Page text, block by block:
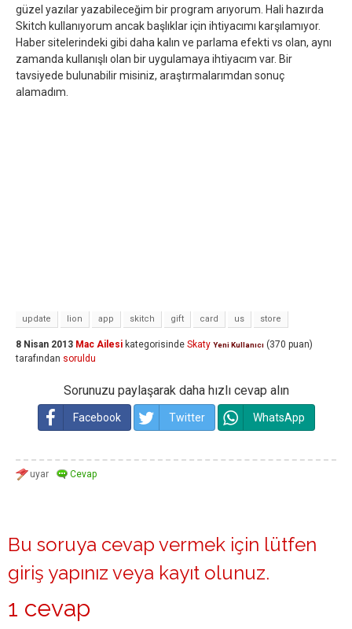
güzel yazılar yazabileceğim bir program arıyorum. Hali hazırda
Skitch kullanıyorum ancak başlıklar için ihtiyacımı karşılamıyor.
Haber sitelerindeki gibi daha kalın ve parlama efekti vs olan, aynı
zamanda kullanışlı olan bir uygulamaya ihtiyacım var. Bir
tavsiyede bulunabilir misiniz, araştırmalarımdan sonuç
alamadım.
update lion app skitch gift card us store
8 Nisan 2013 Mac Ailesi kategorisinde Skaty Yeni Kullanıcı (370 puan)
tarafından soruldu
Sorunuzu paylaşarak daha hızlı cevap alın
Facebook Twitter WhatsApp
Bu soruya cevap vermek için lütfen
giriş yapınız veya kayıt olunuz.
1 cevap